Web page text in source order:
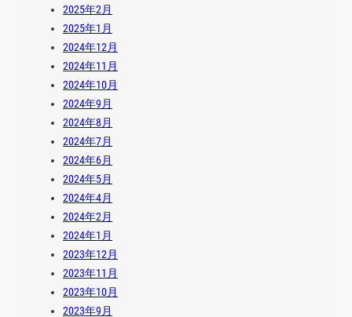
2025年2月
2025年1月
2024年12月
2024年11月
2024年10月
2024年9月
2024年8月
2024年7月
2024年6月
2024年5月
2024年4月
2024年2月
2024年1月
2023年12月
2023年11月
2023年10月
2023年9月